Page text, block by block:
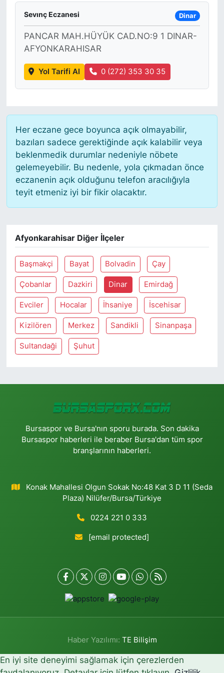
Sevınç Eczanesi Dinar
PANCAR MAH.HÜYÜK CAD.NO:9 1 DINAR-
AFYONKARAHISAR
Yol Tarifi Al 0 (272) 353 30 35
Her eczane gece boyunca açık olmayabilir,
bazıları sadece gerektiğinde açık kalabilir veya
beklenmedik durumlar nedeniyle nöbete
gelemeyebilir. Bu nedenle, yola çıkmadan önce
eczanenin açık olduğunu telefon aracılığıyla
teyit etmeniz iyi bir fikir olacaktır.
Afyonkarahisar Diğer İlçeler
Başmakçi Bayat Bolvadin Çay
Çobanlar Dazkiri Dinar Emirdağ
Evciler Hocalar İhsaniye İscehisar
Kizilören Merkez Sandikli Sinanpaşa
Sultandaği Şuhut
Bursaspor ve Bursa'nın sporu burada. Son dakika
Bursaspor haberleri ile beraber Bursa'dan tüm spor
branşlarının haberleri.
Konak Mahallesi Olgun Sokak No:48 Kat 3 D 11 (Seda
Plaza) Nilüfer/Bursa/Türkiye
0224 221 0 333
[email protected]
Haber Yazılımı: TE Bilişim
En iyi site deneyimi sağlamak için çerezlerden